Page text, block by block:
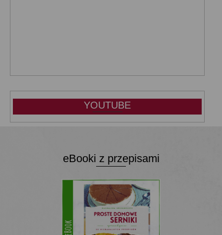
YOUTUBE
eBooki z przepisami